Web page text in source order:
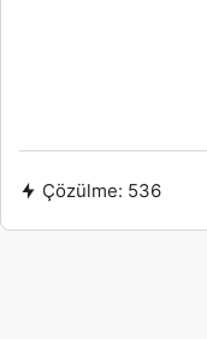
Çözülme: 536